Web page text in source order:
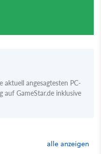
aktuell angesagtesten PC-
auf GameStar.de inklusive
alle anzeigen